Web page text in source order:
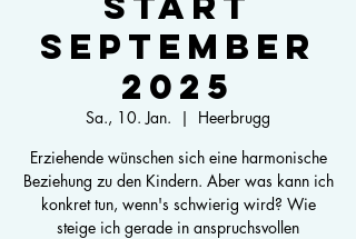
September
2025
Sa., 10. Jan.
  |
Heerbrugg
Erziehende wünschen sich eine harmonische
Beziehung zu den Kindern. Aber was kann ich
konkret tun, wenn's schwierig wird? Wie
steige ich gerade in anspruchsvollen